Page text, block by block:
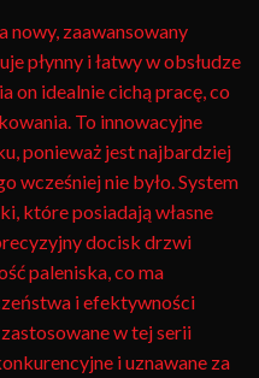
nowy, zaawansowany
płynny i łatwy w obsłudze
on idealnie cichą pracę, co
To innowacyjne
ponieważ jest najbardziej
wcześniej nie było. System
które posiadają własne
docisk drzwi
paleniska, co ma
i efektywności
w tej serii
i uznawane za